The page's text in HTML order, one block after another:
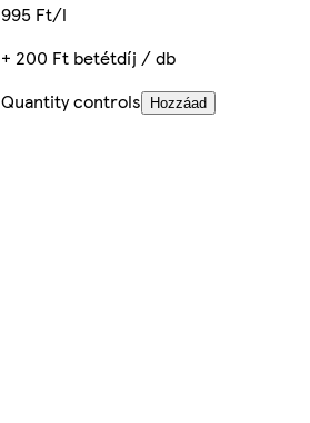
995 Ft/l
+ 200 Ft betétdíj / db
Quantity controls
Hozzáad